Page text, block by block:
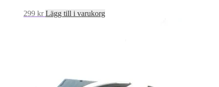
299 kr Lägg till i varukorg